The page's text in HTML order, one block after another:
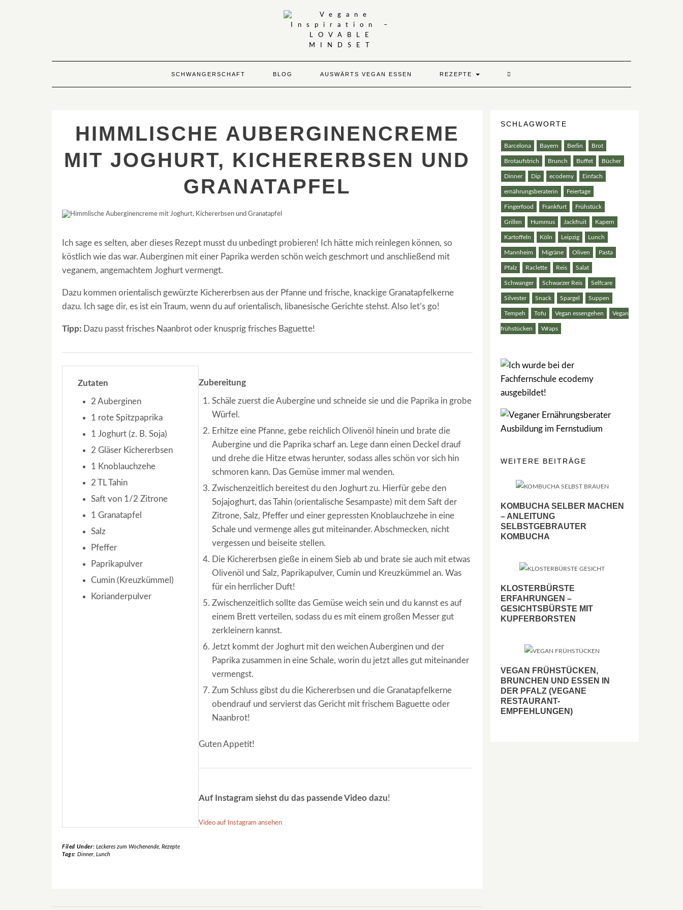
SCHWANGERSCHAFT BLOG AUSWÄRTS VEGAN ESSEN REZEPTE
HIMMLISCHE AUBERGINENCREME
MIT JOGHURT, KICHERERBSEN UND
GRANATAPFEL
Ich sage es selten, aber dieses Rezept musst du unbedingt probieren! Ich hätte mich reinlegen können, so
köstlich wie das war. Auberginen mit einer Paprika werden schön weich geschmort und anschließend mit
veganem, angemachtem Joghurt vermengt.
Dazu kommen orientalisch gewürzte Kichererbsen aus der Pfanne und frische, knackige Granatapfelkerne
dazu. Ich sage dir, es ist ein Traum, wenn du auf orientalisch, libanesische Gerichte stehst. Also let’s go!
Tipp: Dazu passt frisches Naanbrot oder knusprig frisches Baguette!
Zutaten
2 Auberginen
1 rote Spitzpaprika
1 Joghurt (z. B. Soja)
2 Gläser Kichererbsen
1 Knoblauchzehe
2 TL Tahin
Saft von 1/2 Zitrone
1 Granatapfel
Salz
Pfeffer
Paprikapulver
Cumin (Kreuzkümmel)
Korianderpulver
Zubereitung
Schäle zuerst die Aubergine und schneide sie und die Paprika in grobe
Würfel.
Erhitze eine Pfanne, gebe reichlich Olivenöl hinein und brate die
Aubergine und die Paprika scharf an. Lege dann einen Deckel drauf
und drehe die Hitze etwas herunter, sodass alles schön vor sich hin
schmoren kann. Das Gemüse immer mal wenden.
Zwischenzeitlich bereitest du den Joghurt zu. Hierfür gebe den
Sojajoghurt, das Tahin (orientalische Sesampaste) mit dem Saft der
Zitrone, Salz, Pfeffer und einer gepressten Knoblauchzehe in eine
Schale und vermenge alles gut miteinander. Abschmecken, nicht
vergessen und beiseite stellen.
Die Kichererbsen gieße in einem Sieb ab und brate sie auch mit etwas
Olivenöl und Salz, Paprikapulver, Cumin und Kreuzkümmel an. Was
für ein herrlicher Duft!
Zwischenzeitlich sollte das Gemüse weich sein und du kannst es auf
einem Brett verteilen, sodass du es mit einem großen Messer gut
zerkleinern kannst.
Jetzt kommt der Joghurt mit den weichen Auberginen und der
Paprika zusammen in eine Schale, worin du jetzt alles gut miteinander
vermengst.
Zum Schluss gibst du die Kichererbsen und die Granatapfelkerne
obendrauf und servierst das Gericht mit frischem Baguette oder
Naanbrot!
Guten Appetit!
Auf Instagram siehst du das passende Video dazu!
Video auf Instagram ansehen
Filed Under: Leckeres zum Wochenende, Rezepte
Tags: Dinner, Lunch
SCHLAGWORTE
Barcelona Bayern Berlin Brot
Brotaufstrich Brunch Buffet Bücher
Dinner Dip ecodemy Einfach
ernährungsberaterin Feiertage
Fingerfood Frankfurt Frühstück
Grillen Hummus Jackfruit Kapern
Kartoffeln Köln Leipzig Lunch
Mannheim Migräne Oliven Pasta
Pfalz Raclette Reis Salat
Schwanger Schwarzer Reis Selfcare
Silvester Snack Spargel Suppen
Tempeh Tofu Vegan essengehen Vegan
frühstücken Wraps
WEITERE BEITRÄGE
KOMBUCHA SELBER MACHEN
– ANLEITUNG
SELBSTGEBRAUTER
KOMBUCHA
KLOSTERBÜRSTE
ERFAHRUNGEN –
GESICHTSBÜRSTE MIT
KUPFERBORSTEN
VEGAN FRÜHSTÜCKEN,
BRUNCHEN UND ESSEN IN
DER PFALZ (VEGANE
RESTAURANT-
EMPFEHLUNGEN)